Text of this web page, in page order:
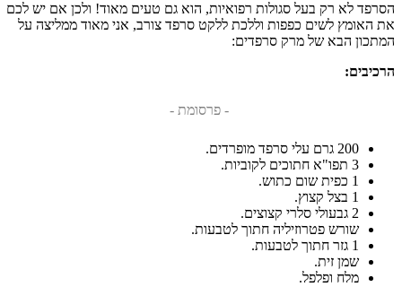
הסרפד לא רק בעל סגולות רפואיות, הוא גם טעים מאוד! ולכן אם יש לכם
את האומץ לשים כפפות וללכת ללקט סרפד צורב, אני מאוד ממליצה על
המתכון הבא של מרק סרפדים:
הרכיבים:
- פרסומת -
200 גרם עלי סרפד מופרדים.
3 תפו"א חתוכים לקוביות.
1 כפית שום כתוש.
1 בצל קצוץ.
2 גבעולי סלרי קצוצים.
שורש פטרוזיליה חתוך לטבעות.
1 גזר חתוך לטבעות.
שמן זית.
מלח ופלפל.